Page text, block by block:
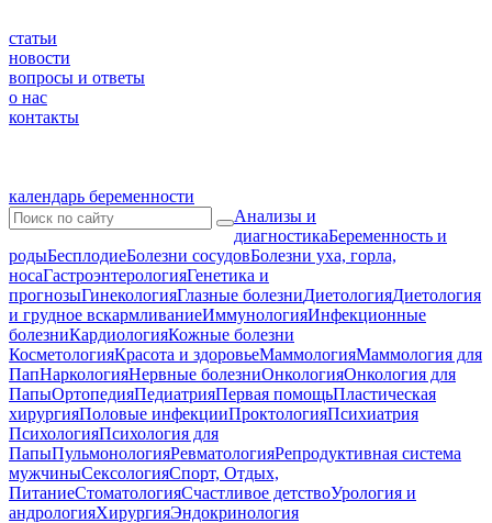
статьи
новости
вопросы и ответы
о нас
контакты
календарь беременности
Анализы и
диагностикаБеременность и
родыБесплодиеБолезни сосудовБолезни уха, горла,
носаГастроэнтерологияГенетика и
прогнозыГинекологияГлазные болезниДиетологияДиетология
и грудное вскармливаниеИммунологияИнфекционные
болезниКардиологияКожные болезни
КосметологияКрасота и здоровьеМаммологияМаммология для
ПапНаркологияНервные болезниОнкологияОнкология для
ПапыОртопедияПедиатрияПервая помощьПластическая
хирургияПоловые инфекцииПроктологияПсихиатрия
ПсихологияПсихология для
ПапыПульмонологияРевматологияРепродуктивная система
мужчиныСексологияСпорт, Отдых,
ПитаниеСтоматологияСчастливое детствоУрология и
андрологияХирургияЭндокринология